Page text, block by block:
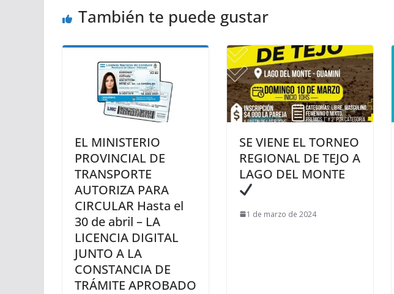
También te puede gustar
EL MINISTERIO
PROVINCIAL DE
TRANSPORTE
AUTORIZA PARA
CIRCULAR Hasta el
30 de abril – LA
LICENCIA DIGITAL
JUNTO A LA
CONSTANCIA DE
TRÁMITE APROBADO
SE VIENE EL TORNEO
REGIONAL DE TEJO A
LAGO DEL MONTE
1 de marzo de 2024